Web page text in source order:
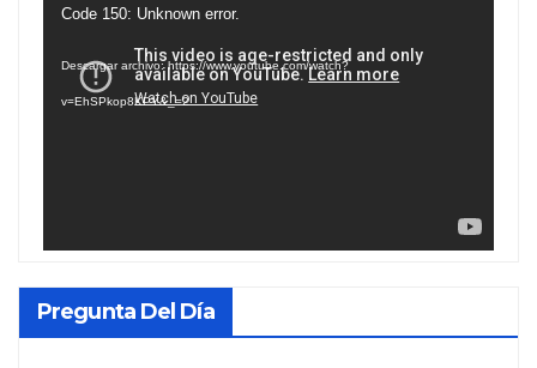
Reproductor
vídeo
Code 150: Unknown error.
Descargar archivo: https://www.youtube.com/watch?
v=EhSPkop8KPY&_=2
Pregunta Del Día